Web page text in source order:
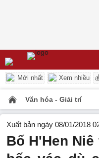
Mới nhất Xem nhiều
Văn hóa - Giải trí
Xuất bản ngày 08/01/2018
Bố H'Hen